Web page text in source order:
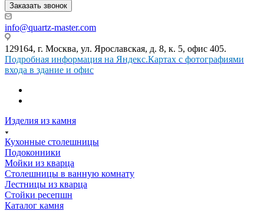
Заказать звонок
info@quartz-master.com
129164, г. Москва, ул. Ярославская, д. 8, к. 5, офис 405.
Подробная информация на Яндекс.Картах с фотографиями
входа в здание и офис
Изделия из камня
Кухонные столешницы
Подоконники
Мойки из кварца
Столешницы в ванную комнату
Лестницы из кварца
Стойки ресепшн
Каталог камня